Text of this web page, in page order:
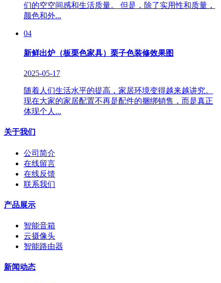
们的空空间感和生活质量。 但是，除了实用性和质量，
颜色和外...
04
新鲜出炉（板栗色家具）栗子色装修效果图
2025-05-17
随着人们生活水平的提高，家居环境变得越来越讲究。
现在大家的家居配置不再是配件的捆绑销售，而是真正
体现个人...
关于我们
公司简介
在线留言
在线反馈
联系我们
产品展示
智能音箱
云摄像头
智能路由器
新闻动态